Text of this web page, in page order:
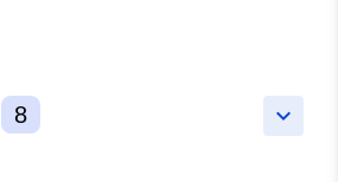
keyboard_arrow_down
8